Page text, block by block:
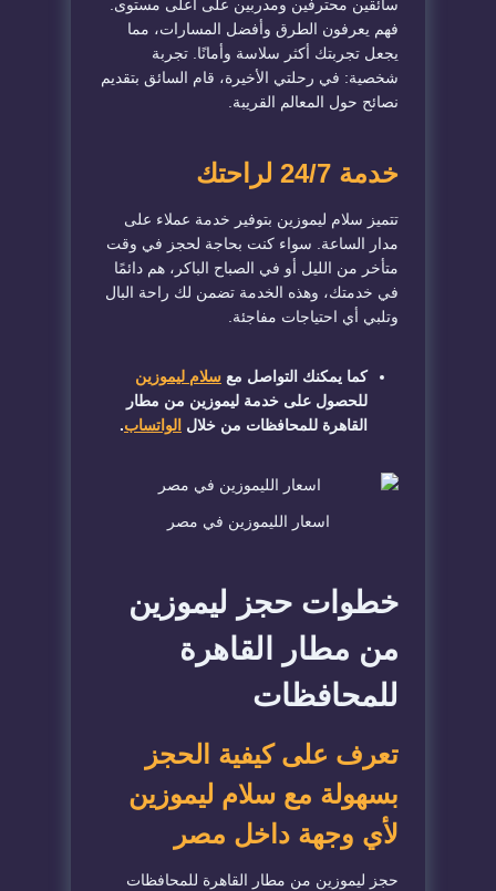
سائقين محترفين ومدربين على أعلى مستوى.
فهم يعرفون الطرق وأفضل المسارات، مما
يجعل تجربتك أكثر سلاسة وأمانًا. تجربة
شخصية: في رحلتي الأخيرة، قام السائق بتقديم
نصائح حول المعالم القريبة.
خدمة 24/7 لراحتك
تتميز سلام ليموزين بتوفير خدمة عملاء على
مدار الساعة. سواء كنت بحاجة لحجز في وقت
متأخر من الليل أو في الصباح الباكر، هم دائمًا
في خدمتك، وهذه الخدمة تضمن لك راحة البال
وتلبي أي احتياجات مفاجئة.
كما يمكنك التواصل مع سلام ليموزين
للحصول على خدمة ليموزين من مطار
القاهرة للمحافظات من خلال الواتساب.
اسعار الليموزين في مصر
خطوات حجز ليموزين
من مطار القاهرة
للمحافظات
تعرف على كيفية الحجز
بسهولة مع سلام ليموزين
لأي وجهة داخل مصر
حجز ليموزين من مطار القاهرة للمحافظات